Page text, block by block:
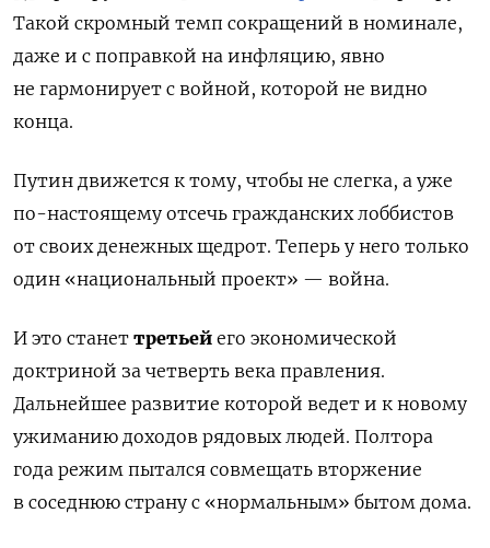
Такой скромный темп сокращений в номинале,
даже и с поправкой на инфляцию, явно
не гармонирует с войной, которой не видно
конца.
Путин движется к тому, чтобы не слегка, а уже
по-настоящему отсечь гражданских лоббистов
от своих денежных щедрот. Теперь у него только
один «национальный проект» — война.
И это станет третьей его экономической
доктриной за четверть века правления.
Дальнейшее развитие которой ведет и к новому
ужиманию доходов рядовых людей. Полтора
года режим пытался совмещать вторжение
в соседнюю страну с «нормальным» бытом дома.